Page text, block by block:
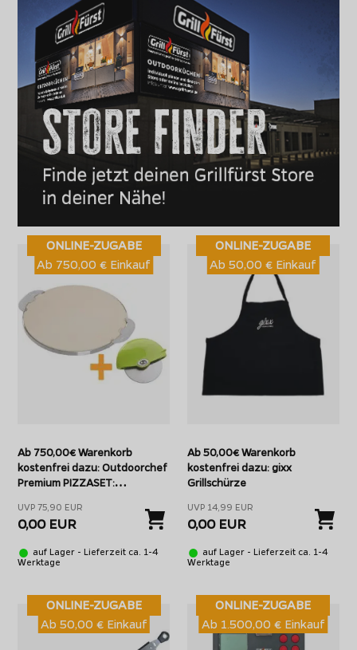
Ab 750,00€ Warenkorb
kostenfrei dazu: Outdoorchef
Premium PIZZASET:
Pizzaschneider
UVP 75,90 EUR
0,00 EUR
auf Lager - Lieferzeit ca. 1-4
Werktage
ONLINE-ZUGABE
Ab 750,00 € Einkauf
Ab 50,00€ Warenkorb
kostenfrei dazu: gixx
Grillschürze
UVP 14,99 EUR
0,00 EUR
auf Lager - Lieferzeit ca. 1-4
Werktage
ONLINE-ZUGABE
Ab 50,00 € Einkauf
ONLINE-ZUGABE
Ab 50,00 € Einkauf
ONLINE-ZUGABE
Ab 1.500,00 € Einkauf